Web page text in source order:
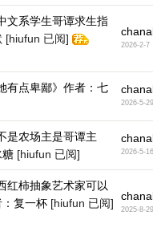
文系学生哥谭求生指
[hiufun 已阅]
2026-2-7
有点卑鄙》作者：七
2026-5-29
是农场主是哥谭主
糖 [hiufun 已阅] 2026-5-16
红柿抽象艺术家可以
复一杯 [hiufun 已阅]
2025-8-29